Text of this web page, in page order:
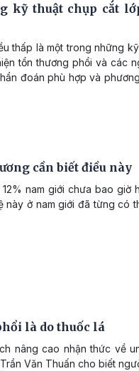
kỹ thuật chụp cắt
thấp là một trong những
tổn thương phổi và các
đoán phù hợp và
cần biết điều này
nam giới chưa bao giờ
ở nam giới đã từng có
là do thuốc lá
nâng cao nhận thức về
Văn Thuấn cho biết